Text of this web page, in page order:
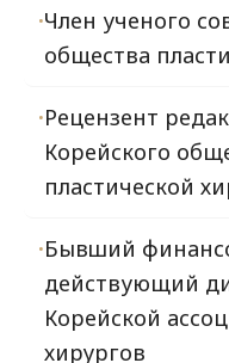
Член ученого
общества
Рецензент
Корейского
пластической
Бывший
действующий
Корейской
хирургов